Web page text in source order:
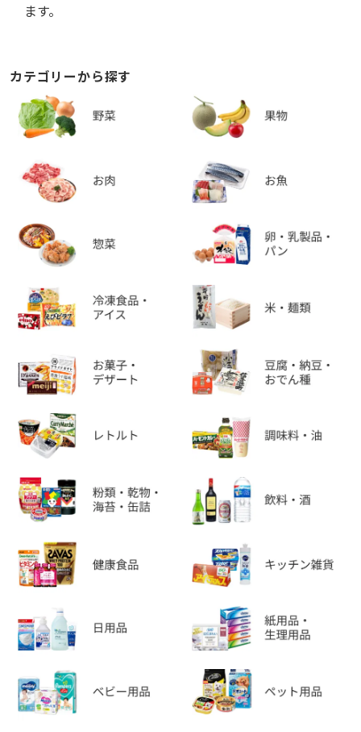
ます。
カテゴリーから探す